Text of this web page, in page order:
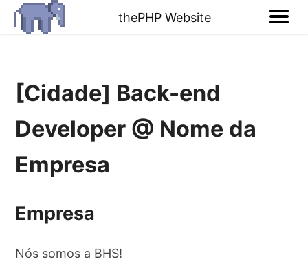
thePHP Website
[Cidade] Back-end
Developer @ Nome da
Empresa
Empresa
Nós somos a BHS!